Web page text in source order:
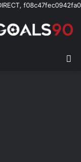
f08c47fec0942fa0